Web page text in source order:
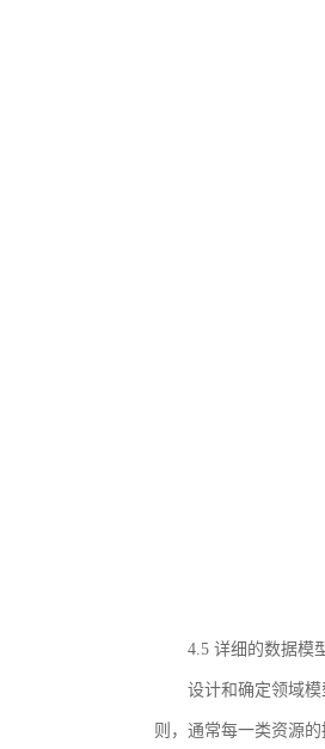
4.5 详细的数据模
设计和确定领域
则，通常每一类资源